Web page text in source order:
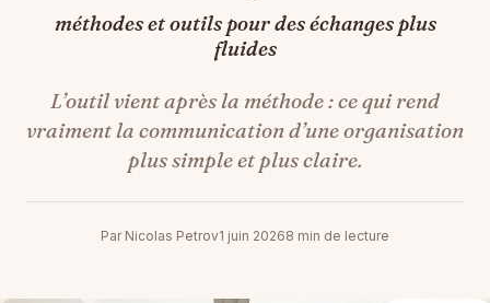
méthodes et outils pour des échanges plus
fluides
L’outil vient après la méthode : ce qui rend
vraiment la communication d’une organisation
plus simple et plus claire.
Par Nicolas Petrov1 juin 20268 min de lecture